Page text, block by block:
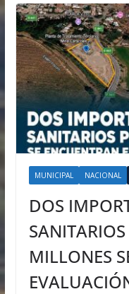
MUNICIPAL NACIONAL
DOS
MILLONES